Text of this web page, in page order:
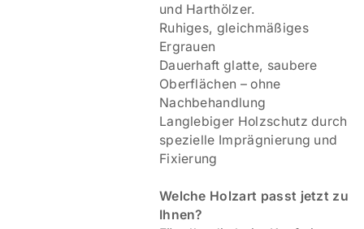
und Harthölzer.
Ruhiges, gleichmäßiges
Ergrauen
Dauerhaft glatte, saubere
Oberflächen – ohne
Nachbehandlung
Langlebiger Holzschutz durch
spezielle Imprägnierung und
Fixierung
Welche Holzart passt jetzt zu
Ihnen?